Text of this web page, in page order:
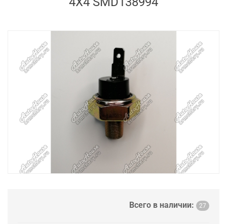
Всего в наличии: 27